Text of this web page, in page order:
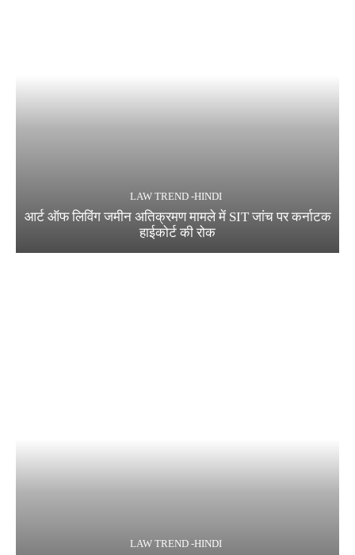
LAW TREND -HINDI
आर्ट ऑफ लिविंग जमीन अतिक्रमण मामले में SIT जांच पर कर्नाटक
हाईकोर्ट की रोक
LAW TREND -HINDI